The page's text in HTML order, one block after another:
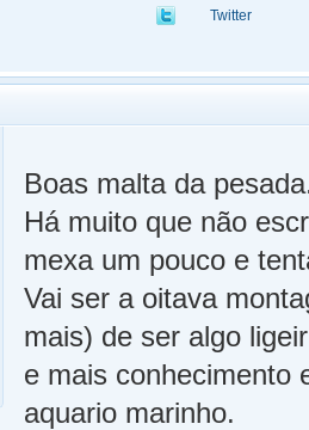
Twitter
Boas malta da
Há muito que não
mexa um pouco e
Vai ser a oitava
mais) de ser algo
e mais conhecimento
aquario marinho.